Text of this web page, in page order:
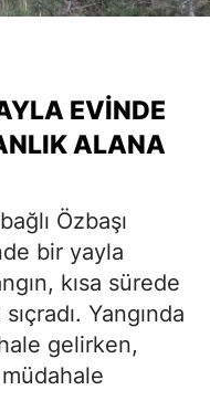
EVINDE
ALANA
Özbaşı
bir yayla
kısa sürede
Yangında
gelirken,